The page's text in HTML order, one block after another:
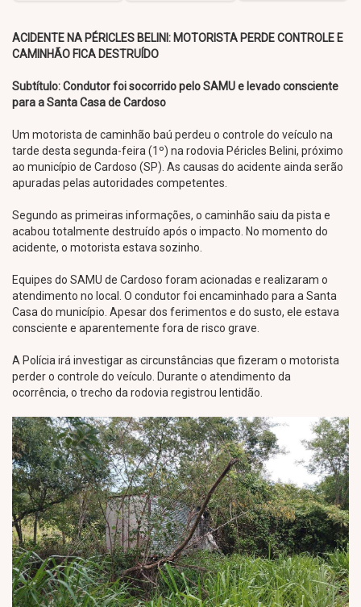
ACIDENTE NA PÉRICLES BELINI: MOTORISTA PERDE CONTROLE E
CAMINHÃO FICA DESTRUÍDO
Subtítulo: Condutor foi socorrido pelo SAMU e levado consciente
para a Santa Casa de Cardoso
Um motorista de caminhão baú perdeu o controle do veículo na
tarde desta segunda-feira (1º) na rodovia Péricles Belini, próximo
ao município de Cardoso (SP). As causas do acidente ainda serão
apuradas pelas autoridades competentes.
Segundo as primeiras informações, o caminhão saiu da pista e
acabou totalmente destruído após o impacto. No momento do
acidente, o motorista estava sozinho.
Equipes do SAMU de Cardoso foram acionadas e realizaram o
atendimento no local. O condutor foi encaminhado para a Santa
Casa do município. Apesar dos ferimentos e do susto, ele estava
consciente e aparentemente fora de risco grave.
A Polícia irá investigar as circunstâncias que fizeram o motorista
perder o controle do veículo. Durante o atendimento da
ocorrência, o trecho da rodovia registrou lentidão.